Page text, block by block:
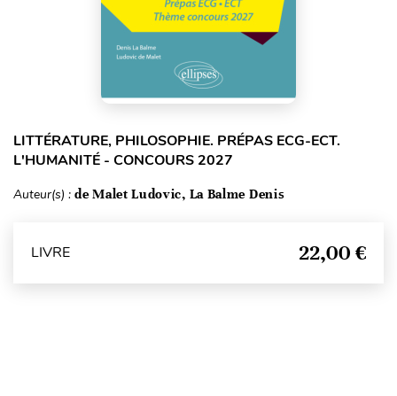
LITTÉRATURE, PHILOSOPHIE. PRÉPAS ECG-ECT.
L'HUMANITÉ - CONCOURS 2027
Auteur(s) : de Malet Ludovic, La Balme Denis
LIVRE 22,00 €